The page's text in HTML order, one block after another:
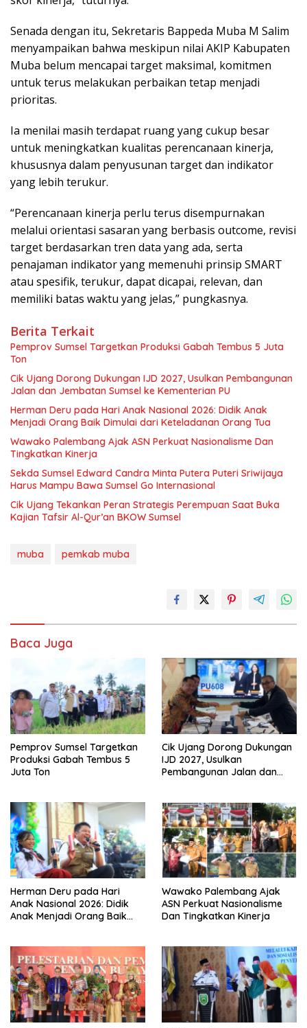
Senada dengan itu, Sekretaris Bappeda Muba M Salim
menyampaikan bahwa meskipun nilai AKIP Kabupaten
Muba belum mencapai target maksimal, komitmen
untuk terus melakukan perbaikan tetap menjadi
prioritas.
Ia menilai masih terdapat ruang yang cukup besar
untuk meningkatkan kualitas perencanaan kinerja,
khususnya dalam penyusunan target dan indikator
yang lebih terukur.
“Perencanaan kinerja perlu terus disempurnakan
melalui orientasi sasaran yang berbasis outcome, revisi
target berdasarkan tren data yang ada, serta
penajaman indikator yang memenuhi prinsip SMART
atau spesifik, terukur, dapat dicapai, relevan, dan
memiliki batas waktu yang jelas,” pungkasnya.
Berita Terkait
Pemprov Sumsel Targetkan Produksi Gabah Tembus 5 Juta
Ton
Cik Ujang Dorong Dukungan IJD 2027, Usulkan Pembangunan
Jalan dan Jembatan Sumsel ke Kementerian PU
Herman Deru pada Hari Anak Nasional 2026: Didik Anak
Menjadi Orang Baik Dimulai dari Keteladanan Orang Tua
Wawako Palembang Ajak ASN Perkuat Nasionalisme Dan
Tingkatkan Kinerja
Sekda Sumsel Edward Candra Minta Putera Puteri Sriwijaya
Harus Mampu Bawa Sumsel Go Internasional
Cik Ujang Tekankan Peran Strategis Perempuan Saat Buka
Kajian Tafsir Al-Qur’an BKOW Sumsel
muba pemkab muba
Baca Juga
Pemprov Sumsel Targetkan
Produksi Gabah Tembus 5
Juta Ton
Cik Ujang Dorong Dukungan
IJD 2027, Usulkan
Pembangunan Jalan dan
Herman Deru pada Hari
Anak Nasional 2026: Didik
Anak Menjadi Orang Baik
Wawako Palembang Ajak
ASN Perkuat Nasionalisme
Dan Tingkatkan Kinerja